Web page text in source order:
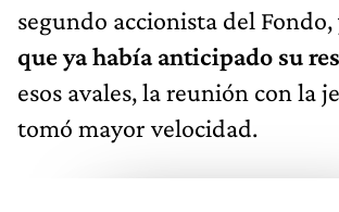
segundo accionista del Fondo,
que ya había anticipado su
esos avales, la reunión con la
tomó mayor velocidad.